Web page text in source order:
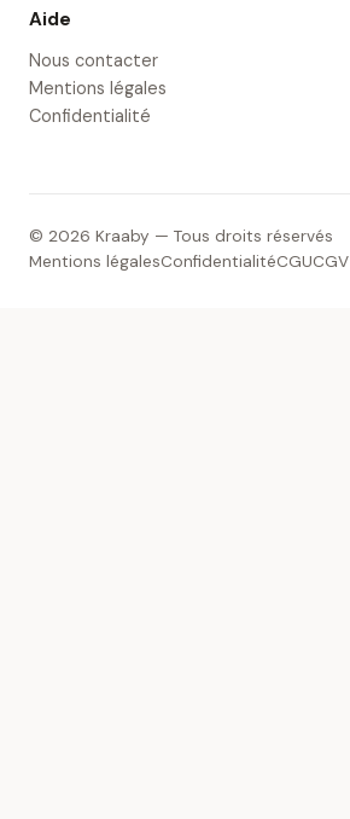
Aide
Nous contacter
Mentions légales
Confidentialité
© 2026 Kraaby — Tous droits réservés
Mentions légalesConfidentialitéCGUCGV